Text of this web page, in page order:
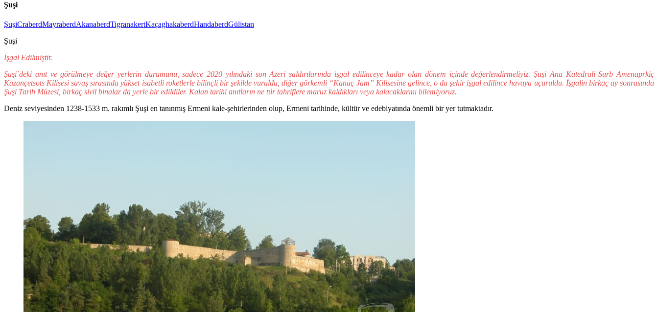
Şuşi
ŞuşiCraberdMayraberdAkаnaberdTigranakertKaçaghakaberdHandaberdGülistan
Şuşi
İşgal Edilmiştir.
Şuşi`deki anıt ve görülmeye değer yerlerin durumunu, sadece 2020 yılındaki son Azeri saldırılarında işgal edilinceye kadar olan dönem içinde değerlendirmeliyiz. Şuşi Ana Katedrali Surb Amenaprkiç
Kazançetsots Kilisesi savaş sırasında yükset isabetli roketlerle bilinçli bir şekilde vuruldu, diğer görkemli “Kanaç Jam” Kilisesine gelince, o da şehir işgal edilince havaya uçuruldu. İşgalin birkaç ay sonrasında
Şuşi Tarih Müzesi, birkaç sivil binalar da yerle bir edildiler. Kalan tarihi anıtların ne tür tahriflere maruz kaldıkları veya kalacaklarını bilemiyoruz.
Deniz seviyesinden 1238-1533 m. rakımlı Şuşi en tanınmış Ermeni kale-şehirlerinden olup, Ermeni tarihinde, kültür ve edebiyatında önemli bir yer tutmaktadır.